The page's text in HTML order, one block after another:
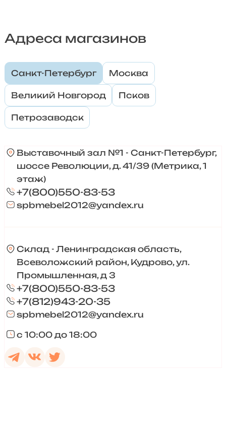
Адреса магазинов
Санкт-Петербург Москва
Великий Новгород Псков
Петрозаводск
Выставочный зал №1 - Санкт-Петербург,
шоссе Революции, д. 41/39 (Метрика, 1
этаж)
+7(800)550-83-53
spbmebel2012@yandex.ru
Склад - Ленинградская область,
Всеволожский район, Кудрово, ул.
Промышленная, д 3
+7(800)550-83-53
+7(812)943-20-35
spbmebel2012@yandex.ru
с 10:00 до 18:00